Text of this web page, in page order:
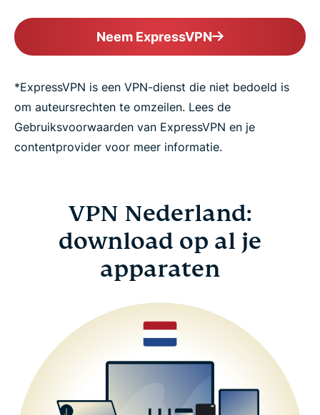
Neem ExpressVPN
*ExpressVPN is een VPN-dienst die niet bedoeld is
om auteursrechten te omzeilen. Lees de
Gebruiksvoorwaarden van ExpressVPN en je
contentprovider voor meer informatie.
VPN Nederland:
download op al je
apparaten